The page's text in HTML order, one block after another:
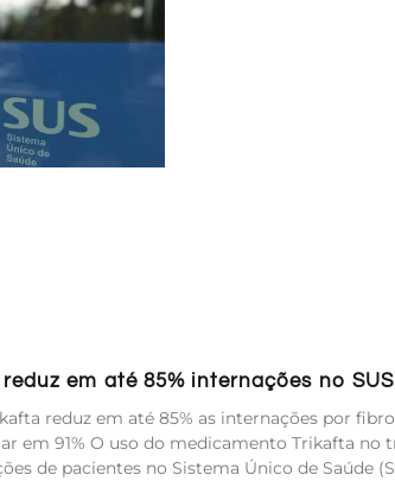
em até 85% internações no
reduz em até 85% as internações por
em 91% O uso do medicamento Trikafta no
de pacientes no Sistema Único de Saúde